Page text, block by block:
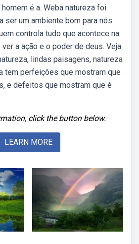
é a. Weba natureza foi
ser um ambiente bom para nós
controla tudo que acontece na
a ação e o poder de deus. Veja
lindas paisagens, natureza
tem perfeições que mostram que
e defeitos que mostram que é
click the button below.
LEARN MORE